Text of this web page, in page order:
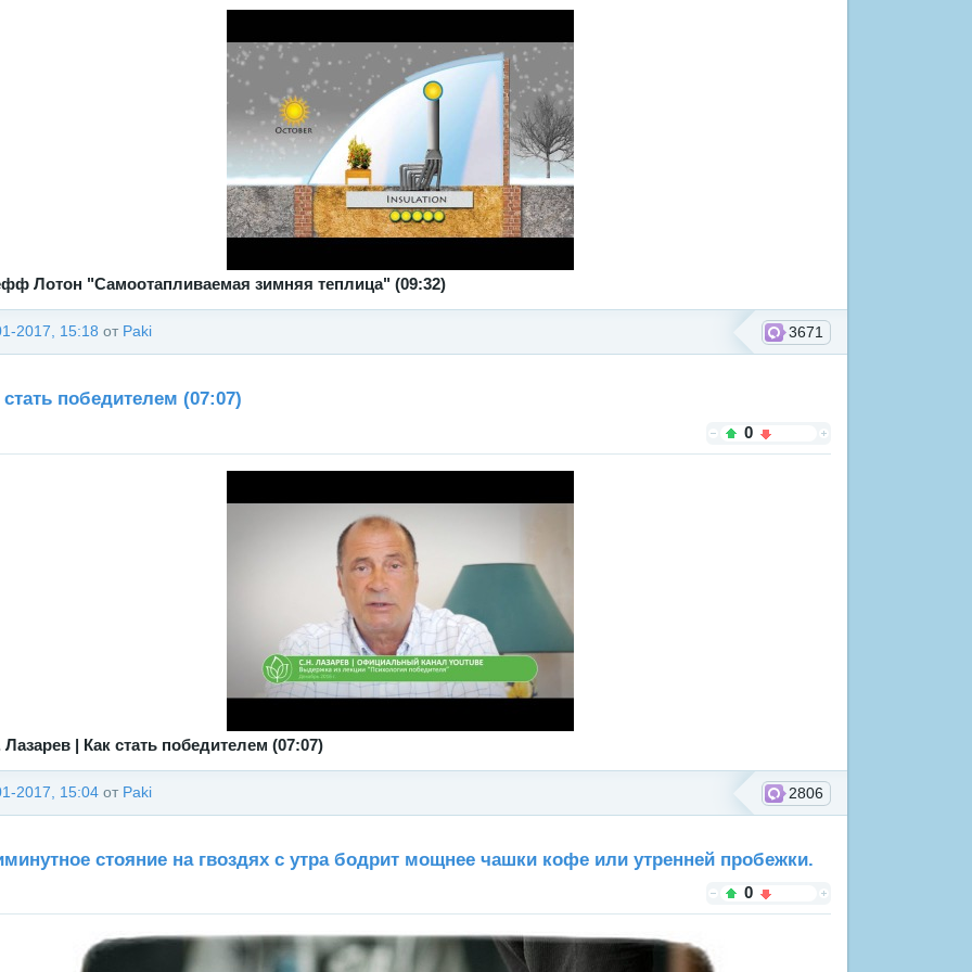
Лотон "Самоотапливаемая зимняя теплица" (09:32)
3671
2017, 15:18 от Paki
стать победителем (07:07)
0
| Как стать победителем (07:07)
2806
2017, 15:04 от Paki
стояние на гвоздях с утра бодрит мощнее чашки кофе или утренней пробежки.
0